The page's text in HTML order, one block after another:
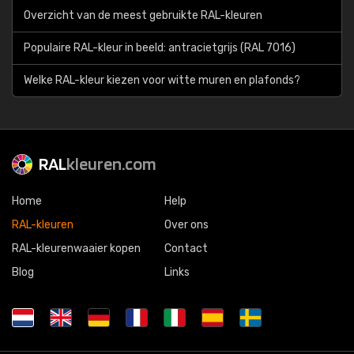
Overzicht van de meest gebruikte RAL-kleuren
Populaire RAL-kleur in beeld: antracietgrijs (RAL 7016)
Welke RAL-kleur kiezen voor witte muren en plafonds?
RALkleuren.com
Home
RAL-kleuren
RAL-kleurenwaaier kopen
Blog
Help
Over ons
Contact
Links